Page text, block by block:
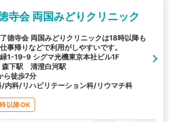
寺会 両国みどりクリニック
徳寺会 両国みどりクリニックは18時以降も
事帰りなどで利用がしやすいです。
1-19-9 シグマ光機東京本社ビル1F
下駅 清澄白河駅
ら徒歩7分
/内科/リハビリテーション科/リウマチ科
以降OK